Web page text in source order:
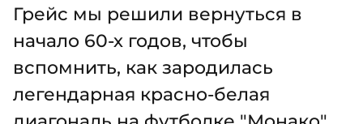
Грейс мы решили вернуться в
начало 60-х годов, чтобы
вспомнить, как зародилась
легендарная красно-белая